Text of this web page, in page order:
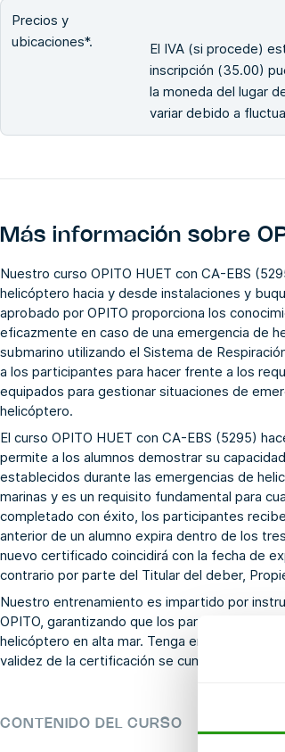
Precios y
ubicaciones*.
El IVA (si procede)
inscripción (35.00)
la moneda del lugar
variar debido a
Más información sobre
Nuestro curso OPITO HUET con CA-EBS
helicóptero hacia y desde instalaciones y
aprobado por OPITO proporciona los
eficazmente en caso de una emergencia de
submarino utilizando el Sistema de
a los participantes para hacer frente a los
equipados para gestionar situaciones de
helicóptero.
El curso OPITO HUET con CA-EBS (5295)
permite a los alumnos demostrar su
establecidos durante las emergencias de
marinas y es un requisito fundamental para
completado con éxito, los participantes
anterior de un alumno expira dentro de los
nuevo certificado coincidirá con la fecha de
contrario por parte del Titular del deber,
Nuestro entrenamiento es impartido por
OPITO, garantizando que los participantes
helicóptero en alta mar. Tenga en cuenta que
validez de la certificación se cumple
CONTENIDO DEL CURSO